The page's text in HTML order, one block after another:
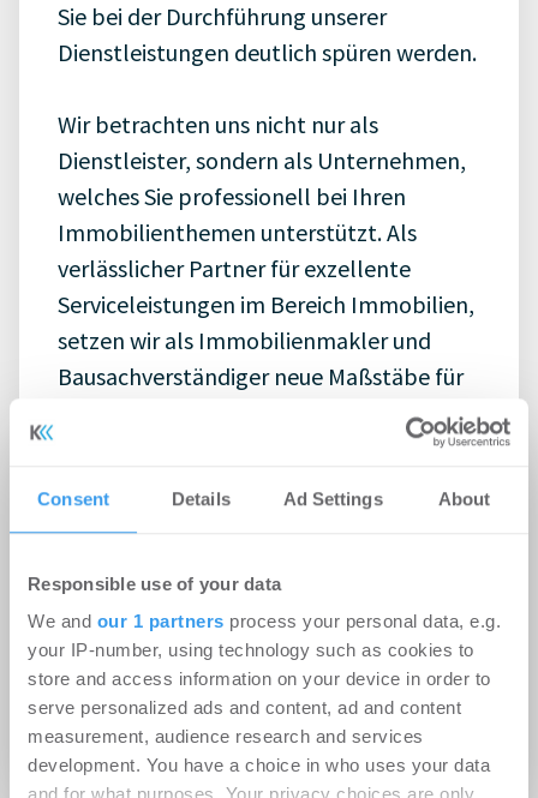
Consent Details Ad Settings About
Responsible use of your data
We and our 1 partners process your personal data, e.g.
your IP-number, using technology such as cookies to
store and access information on your device in order to
serve personalized ads and content, ad and content
measurement, audience research and services
development. You have a choice in who uses your data
Sie bei der Durchführung unserer
Dienstleistungen deutlich spüren werden.
Wir betrachten uns nicht nur als
Dienstleister, sondern als Unternehmen,
welches Sie professionell bei Ihren
Immobilienthemen unterstützt. Als
verlässlicher Partner für exzellente
Serviceleistungen im Bereich Immobilien,
setzen wir als Immobilienmakler und
Bausachverständiger neue Maßstäbe für
03817007333
info@falkenhayn-isk.de
Website
Impressum